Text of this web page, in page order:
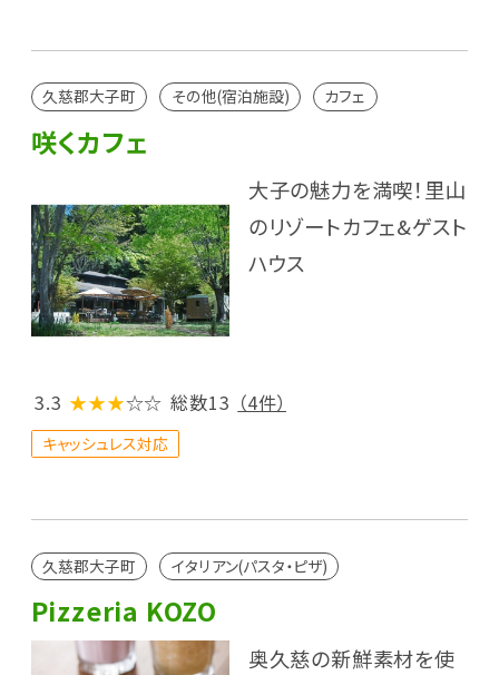
久慈郡大子町 その他(宿泊施設) カフェ
咲くカフェ
大子の魅力を満喫！里山
のリゾートカフェ&ゲスト
ハウス
3.3 ★★★☆☆ 総数13 （4件）
キャッシュレス対応
久慈郡大子町 イタリアン(パスタ・ピザ)
Pizzeria KOZO
奥久慈の新鮮素材を使